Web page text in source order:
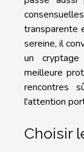
transparente
sereine, il
un
meilleure
rencontres
l'attention
Choisir